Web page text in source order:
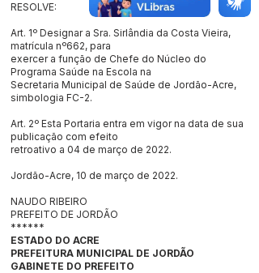
RESOLVE:
Art. 1º Designar a Sra. Sirlândia da Costa Vieira,
matrícula nº662, para
exercer a função de Chefe do Núcleo do
Programa Saúde na Escola na
Secretaria Municipal de Saúde de Jordão-Acre,
simbologia FC-2.
Art. 2º Esta Portaria entra em vigor na data de sua
publicação com efeito
retroativo a 04 de março de 2022.
Jordão-Acre, 10 de março de 2022.
NAUDO RIBEIRO
PREFEITO DE JORDÃO
******
ESTADO DO ACRE
PREFEITURA MUNICIPAL DE JORDÃO
GABINETE DO PREFEITO